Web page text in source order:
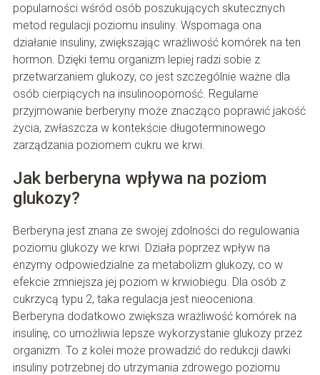
popularności wśród osób poszukujących skutecznych
metod regulacji poziomu insuliny. Wspomaga ona
działanie insuliny, zwiększając wrażliwość komórek na ten
hormon. Dzięki temu organizm lepiej radzi sobie z
przetwarzaniem glukozy, co jest szczególnie ważne dla
osób cierpiących na insulinooporność. Regularne
przyjmowanie berberyny może znacząco poprawić jakość
życia, zwłaszcza w kontekście długoterminowego
zarządzania poziomem cukru we krwi.
Jak berberyna wpływa na poziom
glukozy?
Berberyna jest znana ze swojej zdolności do regulowania
poziomu glukozy we krwi. Działa poprzez wpływ na
enzymy odpowiedzialne za metabolizm glukozy, co w
efekcie zmniejsza jej poziom w krwiobiegu. Dla osób z
cukrzycą typu 2, taka regulacja jest nieoceniona.
Berberyna dodatkowo zwiększa wrażliwość komórek na
insulinę, co umożliwia lepsze wykorzystanie glukozy przez
organizm. To z kolei może prowadzić do redukcji dawki
insuliny potrzebnej do utrzymania zdrowego poziomu